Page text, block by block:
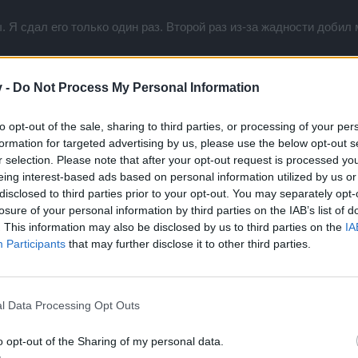
- Do Not Process My Personal Information
opt-out of the sale, sharing to third parties, or processing of your
for targeted advertising by us, please use the below opt-out
selection. Please note that after your opt-out request is processed
interest-based ads based on personal information utilized by us
to third parties prior to your opt-out. You may separately
of your personal information by third parties on the IAB’s list of
This information may also be disclosed by us to third parties on the
Participants that may further disclose it to other third parties.
Data Processing Opt Outs
opt-out of the Sharing of my personal data.
рядом с ящиком механизм — Трубу (вентиль). Как только вы уничтожите
Прогресс бар, уникальные - легендарные предметы, семена дракенов и
для соло игры, там сложнее и долго. Именно время которое для нас так
"разгула ракетчиков" было такое изменение как: Если вы уничтожили
мой взгляд отличное решение для соло игроков. НО вам всё равно
второй маходетки вы просто не сможете стоять на месте.
с разницей в 10-20 сек. И ракеты не падают, и быстро удобно.
еще отхил. Напомню что, 150% у лучников прибавляется к базе от сета
камень на королевский самоцвет ( сопротивление )?
Я сдал его только один раз. Второй раз из-за жадности
низ и верх побольше вашего 10к поднимается. я говорю про чистый
прибавит+- гдееееееееееееееееееееееееее тут 10к? я не писал и не
мало.
500 урона. А чего в этом плохого? Или вы
сопрта. Я не понимаю вообще! - Почему вам не нравится
полно. Чем помешал этот бонус от камня?
а тут иди на ад4 гриме например хилку попроси у него) или жди мобов
на 2сек чтоб пострелять чем 5смешные рандомом по сути.
Главное помните что вы это делаете по собственной воли))